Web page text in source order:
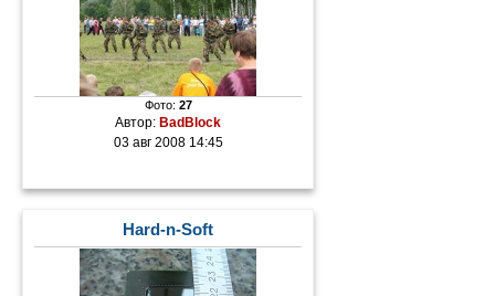
Фото: 27
Автор:BadBlock
03 авг 2008 14:45
Hard-n-Soft